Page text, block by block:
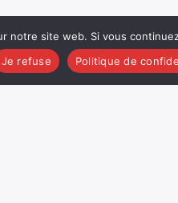
notre site web. Si vous
Je refuse Politique de